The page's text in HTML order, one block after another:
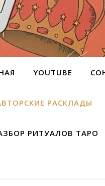
YOUTUBE
РАСКЛАДЫ
РИТУАЛОВ ТАРО